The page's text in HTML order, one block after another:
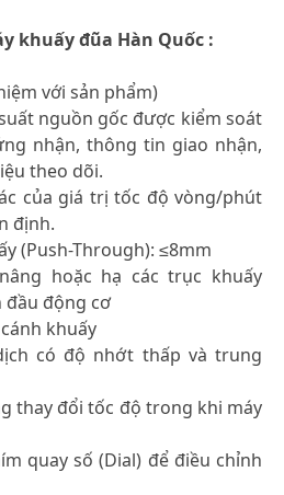
khuấy đũa Hàn Quốc :
với sản phẩm)
nguồn gốc được kiểm soát
nhận, thông tin giao nhận,
theo dõi.
của giá trị tốc độ vòng/phút
định.
(Push-Through): ≤8mm
hoặc hạ các trục khuấy
đầu động cơ
khuấy
có độ nhớt thấp và trung
thay đổi tốc độ trong khi máy
quay số (Dial) để điều chỉnh